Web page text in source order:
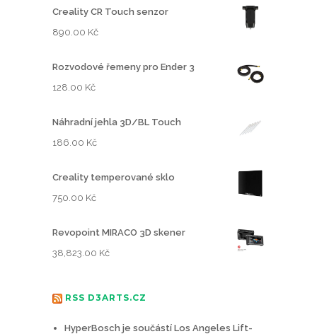
Creality CR Touch senzor
890.00 Kč
Rozvodové řemeny pro Ender 3
128.00 Kč
Náhradní jehla 3D/BL Touch
186.00 Kč
Creality temperované sklo
750.00 Kč
Revopoint MIRACO 3D skener
38,823.00 Kč
RSS D3ARTS.CZ
HyperBosch je součástí Los Angeles Lift-